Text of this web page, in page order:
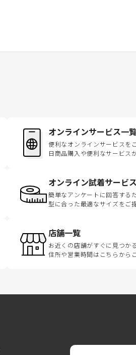
オンラインサービス一
便利なオンラインサービスを
日商品購入や便利なサービス
オンライン試着サービ
簡単なアンケートに回答する
型に合った最適なサイズをご
店舗一覧
お近くの店舗がすぐに見つか
住所や営業時間はこちらから